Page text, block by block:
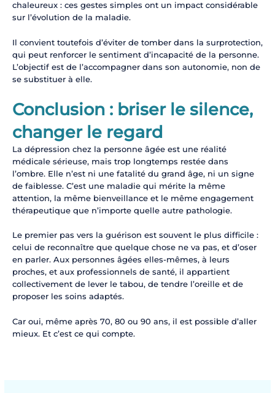
chaleureux : ces gestes simples ont un impact considérable
sur l’évolution de la maladie.
Il convient toutefois d’éviter de tomber dans la surprotection,
qui peut renforcer le sentiment d’incapacité de la personne.
L’objectif est de l’accompagner dans son autonomie, non de
se substituer à elle.
Conclusion : briser le silence,
changer le regard
La dépression chez la personne âgée est une réalité
médicale sérieuse, mais trop longtemps restée dans
l’ombre. Elle n’est ni une fatalité du grand âge, ni un signe
de faiblesse. C’est une maladie qui mérite la même
attention, la même bienveillance et le même engagement
thérapeutique que n’importe quelle autre pathologie.
Le premier pas vers la guérison est souvent le plus difficile :
celui de reconnaître que quelque chose ne va pas, et d’oser
en parler. Aux personnes âgées elles-mêmes, à leurs
proches, et aux professionnels de santé, il appartient
collectivement de lever le tabou, de tendre l’oreille et de
proposer les soins adaptés.
Car oui, même après 70, 80 ou 90 ans, il est possible d’aller
mieux. Et c’est ce qui compte.